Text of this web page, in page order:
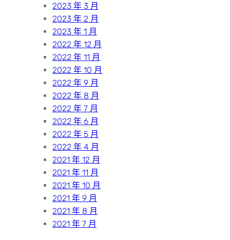
2023 年 3 月
2023 年 2 月
2023 年 1 月
2022 年 12 月
2022 年 11 月
2022 年 10 月
2022 年 9 月
2022 年 8 月
2022 年 7 月
2022 年 6 月
2022 年 5 月
2022 年 4 月
2021 年 12 月
2021 年 11 月
2021 年 10 月
2021 年 9 月
2021 年 8 月
2021 年 7 月